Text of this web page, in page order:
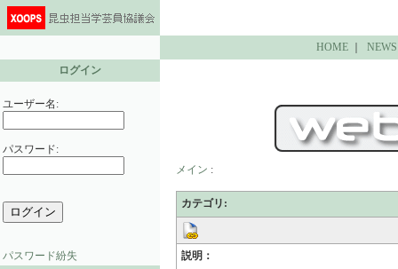
HOME｜ NEWS
ログイン
ユーザー名:
パスワード:
パスワード紛失
メイン :
カテゴリ:
説明：